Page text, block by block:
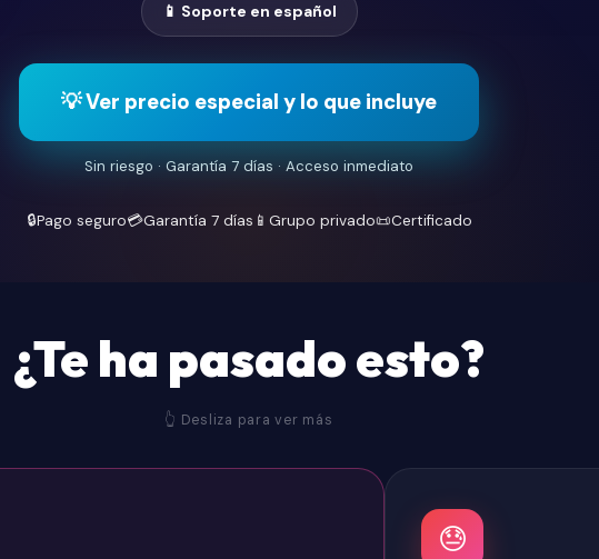
📱 Soporte en español
💡 Ver precio especial y lo que incluye
Sin riesgo · Garantía 7 días · Acceso inmediato
🔒Pago seguro💳Garantía 7 días 📱 Grupo privado📜Certificado
¿Te ha pasado esto?
👆 Desliza para ver más
😓